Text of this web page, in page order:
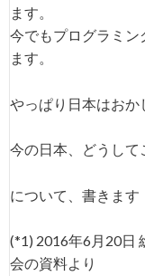
ます。
今でもプログラミ
ます。
やっぱり日本はおか
今の日本、どうして
について、書きます
(*1) 2016年6月20日
会の資料より